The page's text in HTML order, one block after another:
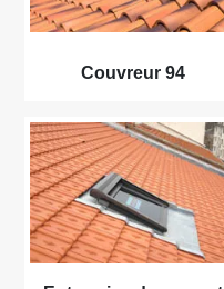
Couvreur 94